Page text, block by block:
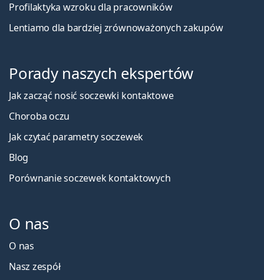
Profilaktyka wzroku dla pracowników
Lentiamo dla bardziej zrównoważonych zakupów
Porady naszych ekspertów
Jak zacząć nosić soczewki kontaktowe
Choroba oczu
Jak czytać parametry soczewek
Blog
Porównanie soczewek kontaktowych
O nas
O nas
Nasz zespół